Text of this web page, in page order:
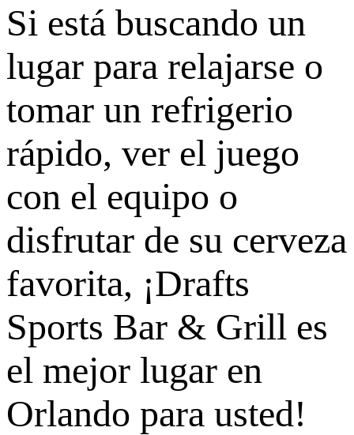
Si está buscando un
lugar para relajarse o
tomar un refrigerio
rápido, ver el juego
con el equipo o
disfrutar de su cerveza
favorita, ¡Drafts
Sports Bar & Grill es
el mejor lugar en
Orlando para usted!